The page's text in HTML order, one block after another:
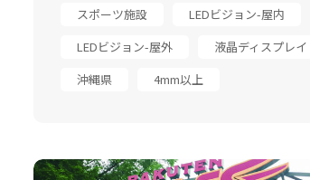
スポーツ施設
LEDビジョン-屋内
LEDビジョン-屋外
液晶ディスプレイ
沖縄県
4mm以上